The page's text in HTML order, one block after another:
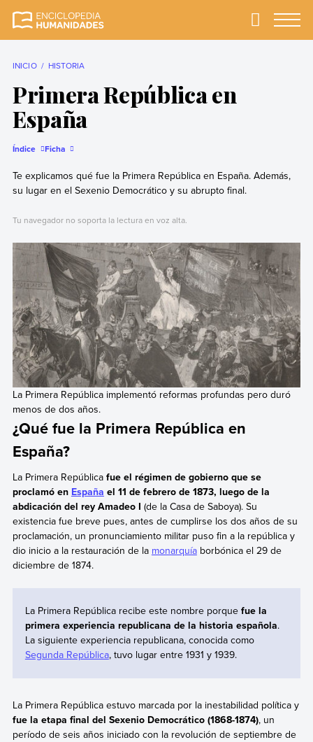
completa y más
Primary
INICIO HISTORIA
Primera República en
España
Índice Ficha
Te explicamos qué fue la Primera República en España. Además,
su lugar en el Sexenio Democrático y su abrupto final.
Tu navegador no soporta la lectura en voz alta.
La Primera República implementó reformas profundas pero duró
menos de dos años.
¿Qué fue la Primera República en
España?
La Primera República fue el régimen de gobierno que se
proclamó en España el 11 de febrero de 1873, luego de la
abdicación del rey Amadeo I (de la Casa de Saboya). Su
existencia fue breve pues, antes de cumplirse los dos años de su
proclamación, un pronunciamiento militar puso fin a la república y
dio inicio a la restauración de la monarquíaborbónica el 29 de
diciembre de 1874.
La Primera República recibe este nombre porque fue la
primera experiencia republicana de la historia española.
La siguiente experiencia republicana, conocida como
Segunda República, tuvo lugar entre 1931 y 1939.
La Primera República estuvo marcada por la inestabilidad política y
fue la etapa final del Sexenio Democrático (1868-1874), un
período de seis años iniciado con la revolución de septiembre de